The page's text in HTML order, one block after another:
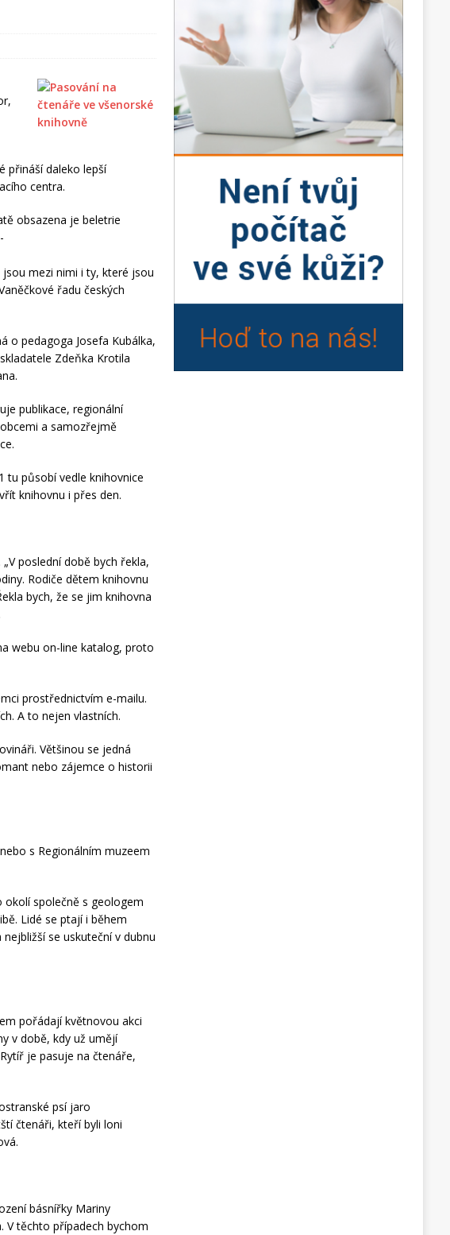
přináší daleko lepší
centra.
obsazena je beletrie
mezi nimi i ty, které jsou
řadu českých
o pedagoga Josefa Kubálka,
Zdeňka Krotila
publikace, regionální
a samozřejmě
tu působí vedle knihovnice
knihovnu i přes den.
poslední době bych řekla,
Rodiče dětem knihovnu
bych, že se jim knihovna
webu on-line katalog, proto
prostřednictvím e-mailu.
A to nejen vlastních.
Většinou se jedná
nebo zájemce o historii
s Regionálním muzeem
okolí společně s geologem
Lidé se ptají i během
se uskuteční v dubnu
pořádají květnovou akci
v době, kdy už umějí
je pasuje na čtenáře,
psí jaro
čtenáři, kteří byli loni
básnířky Mariny
V těchto případech bychom